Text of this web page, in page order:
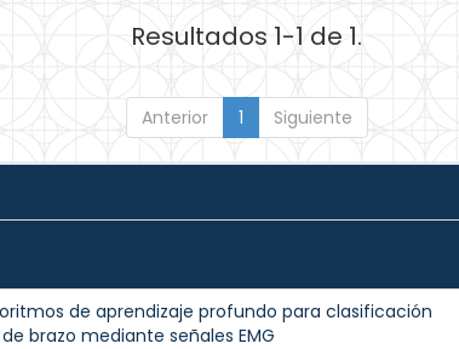
Resultados 1-1 de 1.
Anterior 1 Siguiente
de aprendizaje profundo para clasificación
brazo mediante señales EMG